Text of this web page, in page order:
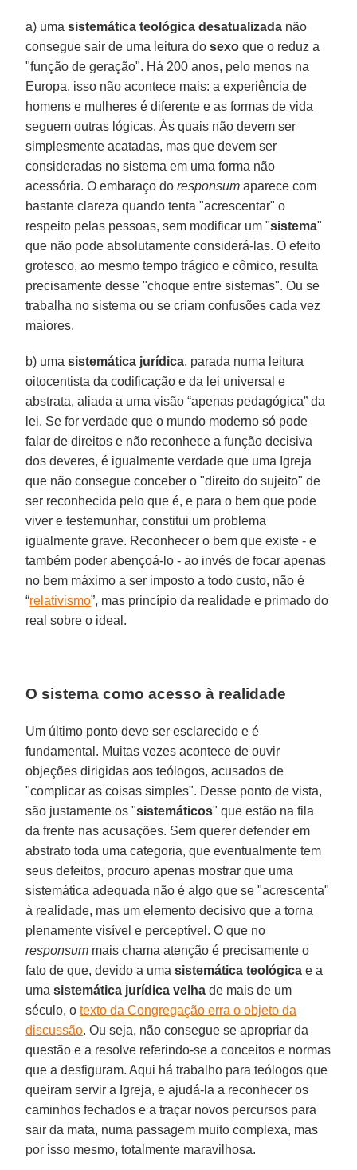
a) umasistemática teológica desatualizada não
consegue sair de uma leitura dosexo que o reduz a
"função de geração". Há 200 anos, pelo menos na
Europa, isso não acontece mais: a experiência de
homens e mulheres é diferente e as formas de vida
seguem outras lógicas. Às quais não devem ser
simplesmente acatadas, mas que devem ser
consideradas no sistema em uma forma não
acessória. O embaraço doresponsum aparece com
bastante clareza quando tenta "acrescentar" o
respeito pelas pessoas, sem modificar um "sistema"
que não pode absolutamente considerá-las. O efeito
grotesco, ao mesmo tempo trágico e cômico, resulta
precisamente desse "choque entre sistemas". Ou se
trabalha no sistema ou se criam confusões cada vez
maiores.
b) umasistemática jurídica, parada numa leitura
oitocentista da codificação e da lei universal e
abstrata, aliada a uma visão “apenas pedagógica” da
lei. Se for verdade que o mundo moderno só pode
falar de direitos e não reconhece a função decisiva
dos deveres, é igualmente verdade que uma Igreja
que não consegue conceber o "direito do sujeito" de
ser reconhecida pelo que é, e para o bem que pode
viver e testemunhar, constitui um problema
igualmente grave. Reconhecer o bem que existe - e
também poder abençoá-lo - ao invés de focar apenas
no bem máximo a ser imposto a todo custo, não é
“relativismo”, mas princípio da realidade e primado do
real sobre o ideal.
O sistema como acesso à realidade
Um último ponto deve ser esclarecido e é
fundamental. Muitas vezes acontece de ouvir
objeções dirigidas aos teólogos, acusados de
"complicar as coisas simples". Desse ponto de vista,
são justamente os "sistemáticos" que estão na fila
da frente nas acusações. Sem querer defender em
abstrato toda uma categoria, que eventualmente tem
seus defeitos, procuro apenas mostrar que uma
sistemática adequada não é algo que se "acrescenta"
à realidade, mas um elemento decisivo que a torna
plenamente visível e perceptível. O que no
responsum mais chama atenção é precisamente o
fato de que, devido a umasistemática teológica e a
umasistemática jurídica velha de mais de um
século, otexto da Congregação erra o objeto da
discussão. Ou seja, não consegue se apropriar da
questão e a resolve referindo-se a conceitos e normas
que a desfiguram. Aqui há trabalho para teólogos que
queiram servir a Igreja, e ajudá-la a reconhecer os
caminhos fechados e a traçar novos percursos para
sair da mata, numa passagem muito complexa, mas
por isso mesmo, totalmente maravilhosa.